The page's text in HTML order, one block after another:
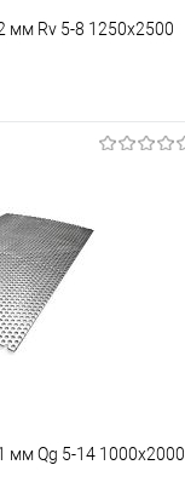
мм Rv 5-8 1250х2500
Сравнение
Под заказ
мм Qg 5-14 1000х2000